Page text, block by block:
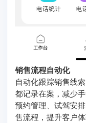
销售流程自动化
自动化跟踪销售线
都记录在案，减少
预约管理、试驾安
售流程，提升客户体